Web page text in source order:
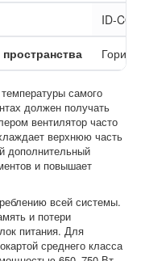
ID-
самого
должен получать
вентилятор часто
верхнюю часть
дополнительный
и повышает
всей системы.
и потери
питания. Для
среднего класса